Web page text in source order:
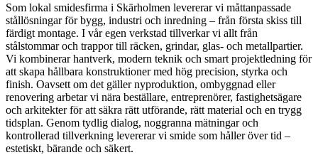
Som lokal smidesfirma i Skärholmen levererar vi måttanpassade
stållösningar för bygg, industri och inredning – från första skiss till
färdigt montage. I vår egen verkstad tillverkar vi allt från
stålstommar och trappor till räcken, grindar, glas- och metallpartier.
Vi kombinerar hantverk, modern teknik och smart projektledning för
att skapa hållbara konstruktioner med hög precision, styrka och
finish. Oavsett om det gäller nyproduktion, ombyggnad eller
renovering arbetar vi nära beställare, entreprenörer, fastighetsägare
och arkitekter för att säkra rätt utförande, rätt material och en trygg
tidsplan. Genom tydlig dialog, noggranna mätningar och
kontrollerad tillverkning levererar vi smide som håller över tid –
estetiskt, bärande och säkert.